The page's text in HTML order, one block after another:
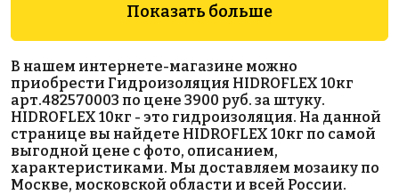
2241 руб.
инструмент
Сменный
целлюлозный
блок
8615 руб.
гидроизоляция
LITOBAND Basic
R50
7325 руб.
гидроизоляция
Набухающий
профиль из
гидрофильной
Показать больше
В нашем интернете-магазине можно
приобрести Гидроизоляция HIDROFLEX 10кг
арт.482570003 по цене 3900 руб. за штуку.
HIDROFLEX 10кг - это гидроизоляция. На данной
странице вы найдете HIDROFLEX 10кг по самой
выгодной цене с фото, описанием,
характеристиками. Мы доставляем мозаику по
Москве, московской области и всей России.